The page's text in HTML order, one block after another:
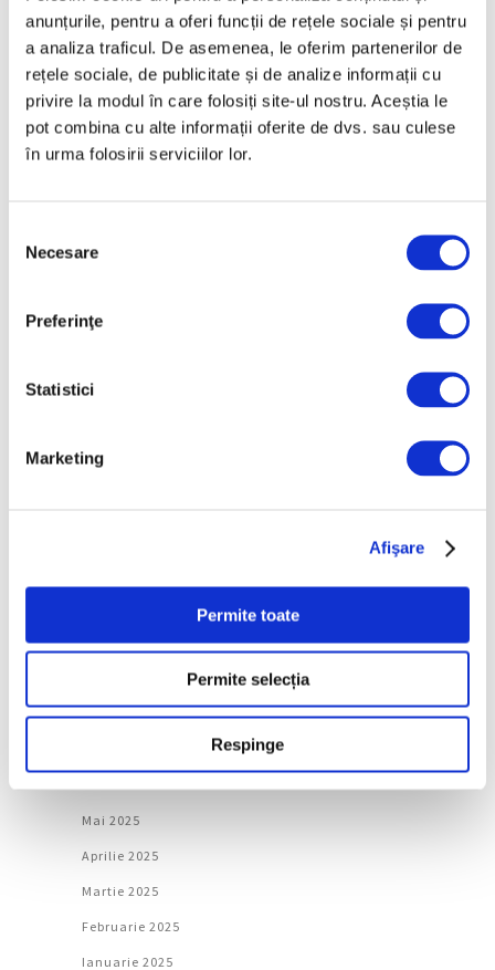
anunțurile, pentru a oferi funcții de rețele sociale și pentru
a analiza traficul. De asemenea, le oferim partenerilor de
rețele sociale, de publicitate și de analize informații cu
privire la modul în care folosiți site-ul nostru. Aceștia le
pot combina cu alte informații oferite de dvs. sau culese
în urma folosirii serviciilor lor.
consimțământului
Necesare
Preferinţe
Statistici
Marketing
Afişare
Permite toate
Permite selecția
Respinge
Natură
Societate
Urmăreşte-ne pe
Arhivă
Iulie 2026
Mai 2026
Martie 2026
Octombrie 2025
Septembrie 2025
August 2025
Mai 2025
Aprilie 2025
Martie 2025
Februarie 2025
Ianuarie 2025